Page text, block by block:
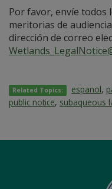
Por favor, envíe todos
meritorias de
dirección de correo
Related Topics: espanol,
public notice, subaqueous